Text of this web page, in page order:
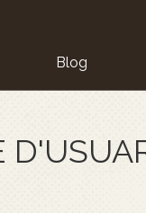
Blog